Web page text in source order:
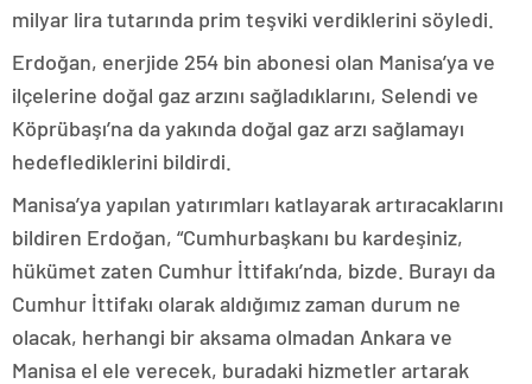
milyar lira tutarında prim teşviki verdiklerini söyledi.
Erdoğan, enerjide 254 bin abonesi olan Manisa’ya ve
ilçelerine doğal gaz arzını sağladıklarını, Selendi ve
Köprübaşı’na da yakında doğal gaz arzı sağlamayı
hedeflediklerini bildirdi.
Manisa’ya yapılan yatırımları katlayarak artıracaklarını
bildiren Erdoğan, “Cumhurbaşkanı bu kardeşiniz,
hükümet zaten Cumhur İttifakı’nda, bizde. Burayı da
Cumhur İttifakı olarak aldığımız zaman durum ne
olacak, herhangi bir aksama olmadan Ankara ve
Manisa el ele verecek, buradaki hizmetler artarak